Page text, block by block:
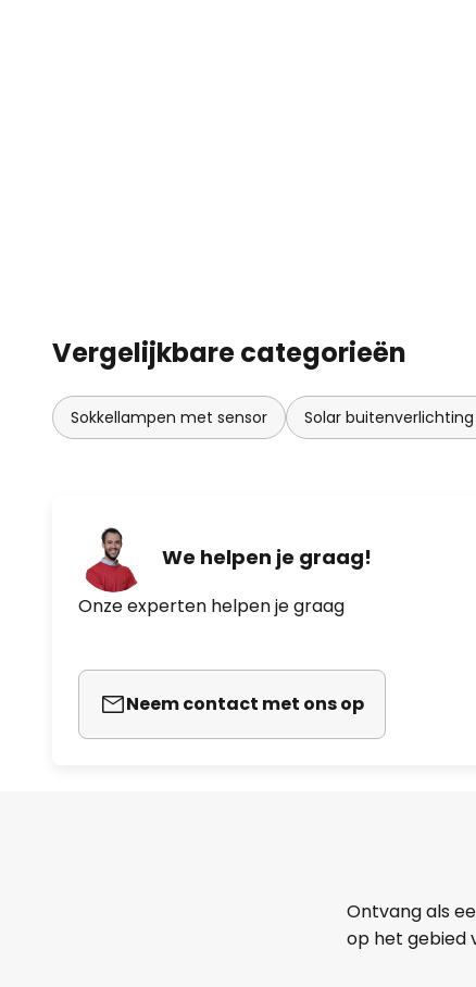
Vergelijkbare categorieën
Sokkellampen met sensor Solar
We helpen je graag!
Onze experten helpen je graag
Neem contact met ons op
Ontvang als
op het gebied